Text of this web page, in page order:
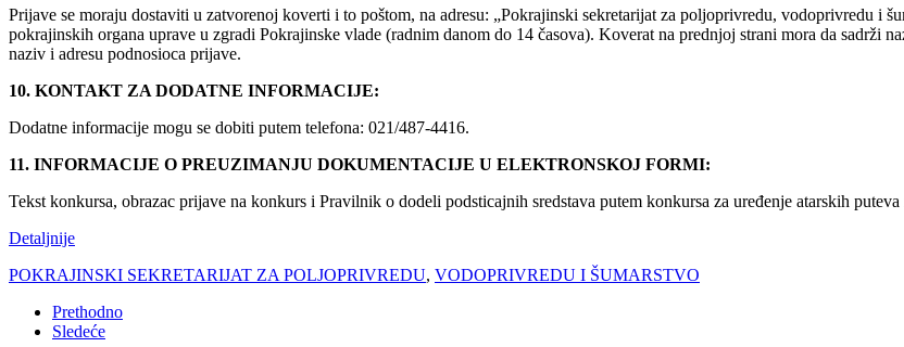
Prijave se moraju dostaviti u zatvorenoj koverti i to poštom, na adresu: „Pokrajinski sekretarijat za poljoprivredu, vodoprivredu i
pokrajinskih organa uprave u zgradi Pokrajinske vlade (radnim danom do 14 časova). Koverat na prednjoj strani mora da sadrži
naziv i adresu podnosioca prijave.
10. KONTAKT ZA DODATNE INFORMACIJE:
Dodatne informacije mogu se dobiti putem telefona: 021/487-4416.
11. INFORMACIJE O PREUZIMANJU DOKUMENTACIJE U ELEKTRONSKOJ FORMI:
Tekst konkursa, obrazac prijave na konkurs i Pravilnik o dodeli podsticajnih sredstava putem konkursa za uređenje atarskih
Detaljnije
POKRAJINSKI SEKRETARIJAT ZA POLJOPRIVREDU, VODOPRIVREDU I ŠUMARSTVO
Prethodno
Sledeće